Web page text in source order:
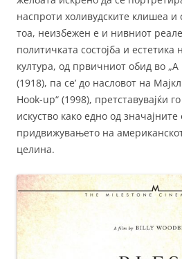
наспроти холивудските клишеа и
тоа, неизбежен е и нивниот
политичката состојба и естетика
култура, од првичниот обид во
(1918), па се’ до насловот на
Hook-up“ (1998), претставувајќи
искуство како едно од
придвижувањето на
целина.